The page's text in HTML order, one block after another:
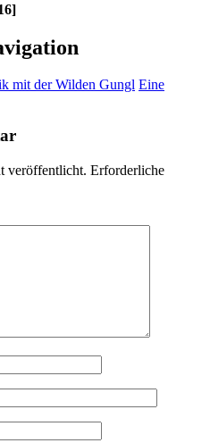
mit der Wilden Gungl Eine
veröffentlicht. Erforderliche